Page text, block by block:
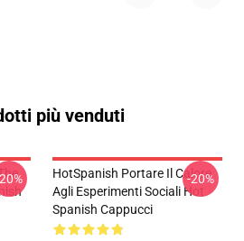
più venduti
HotSpanish Portare Il Calore
Agli Esperimenti Sociali Hot
Spanish Cappucci
-20%